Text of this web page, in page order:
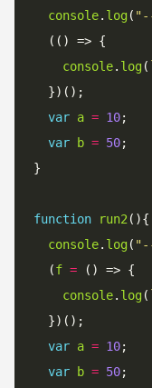
console. log(
  (() => {
console. log(
  })();
var a = 10;
var
b = 50;
}
function run2(){
console. log(
  (
f = () => {
console. log(
  })();
var a = 10;
var
b = 50;